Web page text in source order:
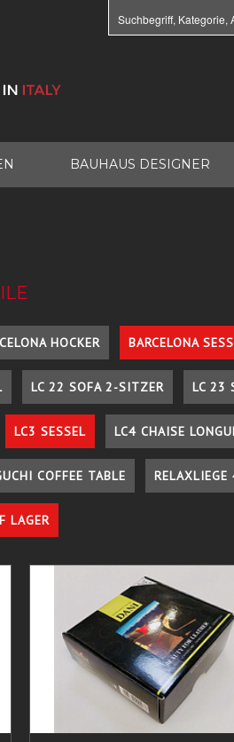
BAUHAUS DESIGNER
HOCKER BARCELONA
LC 22 SOFA 2-SITZER LC 23
LC3 SESSEL LC4 CHAISE
COFFEE TABLE
LAGER